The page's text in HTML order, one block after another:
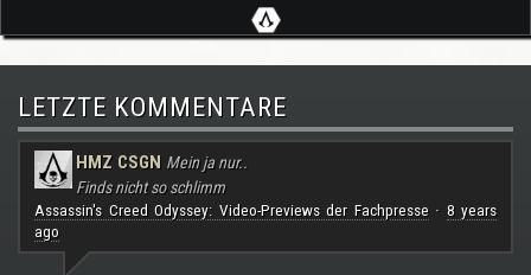
LETZTE KOMMENTARE
HMZ CSGN Mein ja nur..
Finds nicht so schlimm
Assassin's Creed Odyssey: Video-Previews der Fachpresse· 8 years
ago